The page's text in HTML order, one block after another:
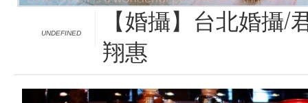
UNDEFINED
【婚攝】台北婚攝/
翔惠